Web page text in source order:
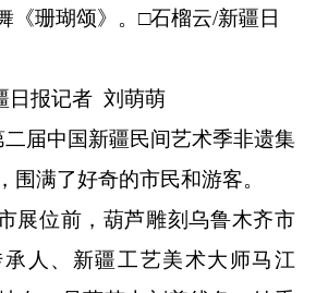
《珊瑚颂》。□石榴云/新疆日
日报记者 刘萌萌
二届中国新疆民间艺术季非遗集
围满了好奇的市民和游客。
展位前，葫芦雕刻乌鲁木齐市
人、新疆工艺美术大师马江